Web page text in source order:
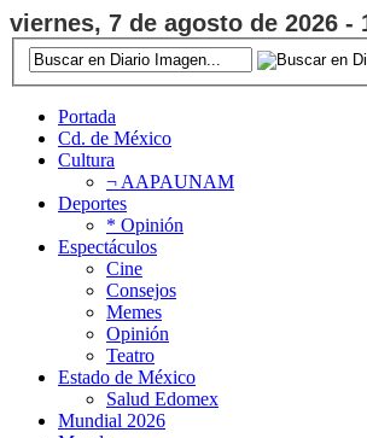
viernes, 7 de agosto de 2026 -
Portada
Cd. de México
Cultura
¬ AAPAUNAM
Deportes
* Opinión
Espectáculos
Cine
Consejos
Memes
Opinión
Teatro
Estado de México
Salud Edomex
Mundial 2026